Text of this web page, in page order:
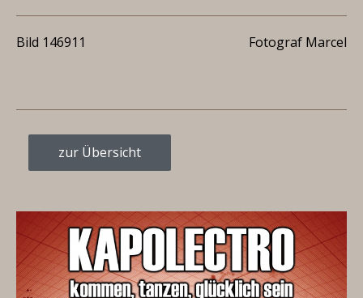
Bild 146911 Fotograf Marcel
zur Übersicht